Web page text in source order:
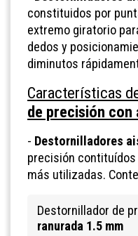
constituidos por
extremo giratorio
dedos y
diminutos
Características
de precisión con
- Destornilladores
precisión
más utilizadas.
Destornillador de
ranurada 1.5 mm